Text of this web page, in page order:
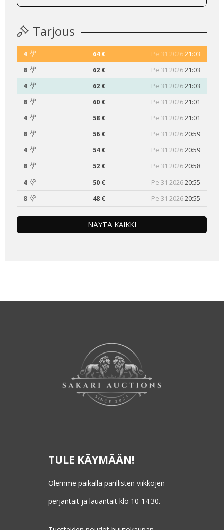
Tarjous
4 64 € Pe 31 202621:03
8
62 € Pe 31 202621:03
4
62 € Pe 31 202621:03
8
60 € Pe 31 202621:01
4
58 € Pe 31 202621:01
8
56 € Pe 31 202620:59
4
54 € Pe 31 202620:59
8
52 € Pe 31 202620:58
4
50 € Pe 31 202620:55
8
48 € Pe 31 202620:55
NÄYTÄ KAIKKI
TULE KÄYMÄÄN!
Olemme paikalla parillisten viikkojen
perjantait ja lauantait klo 10-14.30.